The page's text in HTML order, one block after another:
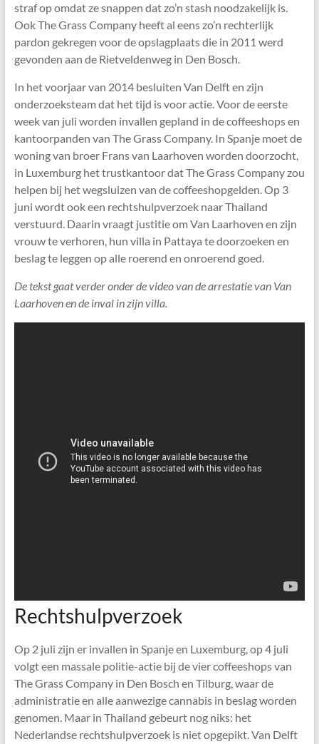
straf op omdat ze snappen dat zo’n stash noodzakelijk is.
Ook The Grass Company heeft al eens zo’n rechterlijk
pardon gekregen voor de opslagplaats die in 2011 werd
gevonden aan de Rietveldenweg in Den Bosch.
In het voorjaar van 2014 besluiten Van Delft en zijn
onderzoeksteam dat het tijd is voor actie. Voor de eerste
week van juli worden invallen gepland in de coffeeshops en
kantoorpanden van The Grass Company. In Spanje moet de
woning van broer Frans van Laarhoven worden doorzocht,
in Luxemburg het trustkantoor dat The Grass Company zou
helpen bij het wegsluizen van de coffeeshopgelden. Op 3
juni wordt ook een rechtshulpverzoek naar Thailand
verstuurd. Daarin vraagt justitie om Van Laarhoven en zijn
vrouw te verhoren, hun villa in Pattaya te doorzoeken en
beslag te leggen op alle roerend en onroerend goed.
De tekst gaat verder onder de video van de arrestatie van Van
Laarhoven en de inval in zijn villa.
Rechtshulpverzoek
Op 2 juli zijn er invallen in Spanje en Luxemburg, op 4 juli
volgt een massale politie-actie bij de vier coffeeshops van
The Grass Company in Den Bosch en Tilburg, waar de
administratie en alle aanwezige cannabis in beslag worden
genomen. Maar in Thailand gebeurt nog niks: het
Nederlandse rechtshulpverzoek is niet opgepikt. Van Delft